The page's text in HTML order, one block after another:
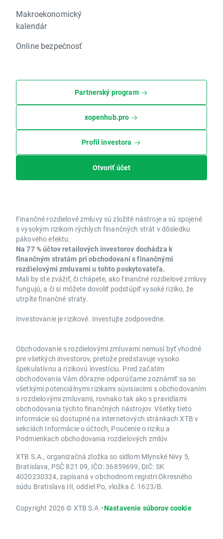
Makroekonomický
kalendár
Online bezpečnosť
Partnerský program
xopenhub.pro
Profil investora
Otvoriť účet
Finančné rozdielové zmluvy sú zložité nástroje a sú spojené
s vysokým rizikom rýchlych finančných strát v dôsledku
pákového efektu.
Na 77 % účtov retailových investorov dochádza k
finančným stratám pri obchodovaní s finančnými
rozdielovými zmluvami u tohto poskytovateľa.
Mali by ste zvážiť, či chápete, ako finančné rozdielové zmluvy
fungujú, a či si môžete dovoliť podstúpiť vysoké riziko, že
utrpíte finančné straty.
Investovanie je rizikové. Investujte zodpovedne.
Obchodovanie s rozdielovými zmluvami nemusí byť vhodné
pre všetkých investorov, pretože predstavuje vysoko
špekulatívnu a rizikovú investíciu. Pred začatím
obchodovania Vám dôrazne odporúčame zoznámiť sa so
všetkými potenciálnymi rizikami súvisiacimi s obchodovaním
s rozdielovými zmluvami, rovnako tak ako s pravidlami
obchodovania týchto finančných nástrojov. Všetky tieto
informácie sú dostupné na internetových stránkach XTB v
sekciách Informácie o účtoch, Poučenie o riziku a
Podmienkach obchodovania rozdielových zmlúv.
XTB S.A., organizačná zložka so sídlom Mlynské Nivy 5,
Bratislava, PSČ 821 09, IČO: 36859699, DIČ: SK
4020230324, zapísaná v obchodnom registri Okresného
súdu Bratislava III, oddiel Po, vložka č. 1623/B.
Copyright 2026 © XTB S.A.•Nastavenie súborov cookie